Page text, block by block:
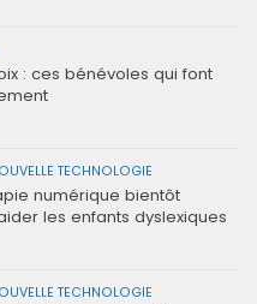
: ces bénévoles qui font
TECHNOLOGIE
numérique bientôt
les enfants dyslexiques
TECHNOLOGIE